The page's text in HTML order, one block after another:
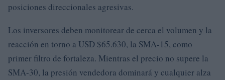
posiciones direccionales agresivas.
Los inversores deben monitorear de cerca el volumen y la
reacción en torno a USD $65.630, la SMA-15, como
primer filtro de fortaleza. Mientras el precio no supere la
SMA-30, la presión vendedora dominará y cualquier alza